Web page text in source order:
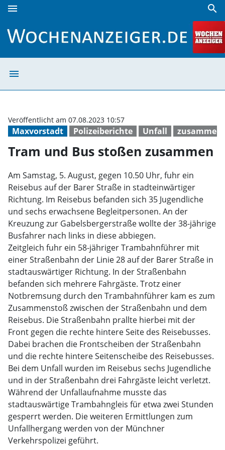
menu search
menu
Maxvorstadt Polizeiberichte Unfall
Veröffentlicht am 07.08.2023 10:57
Tram und Bus stoßen zusammen
Am Samstag, 5. August, gegen 10.50 Uhr, fuhr ein
Reisebus auf der Barer Straße in stadteinwärtiger
Richtung. Im Reisebus befanden sich 35 Jugendliche
und sechs erwachsene Begleitpersonen. An der
Kreuzung zur Gabelsbergerstraße wollte der 38-jährige
Busfahrer nach links in diese abbiegen.
Zeitgleich fuhr ein 58-jähriger Trambahnführer mit
einer Straßenbahn der Linie 28 auf der Barer Straße in
stadtauswärtiger Richtung. In der Straßenbahn
befanden sich mehrere Fahrgäste. Trotz einer
Notbremsung durch den Trambahnführer kam es zum
Zusammenstoß zwischen der Straßenbahn und dem
Reisebus. Die Straßenbahn prallte hierbei mit der
Front gegen die rechte hintere Seite des Reisebusses.
Dabei brachen die Frontscheiben der Straßenbahn
und die rechte hintere Seitenscheibe des Reisebusses.
Bei dem Unfall wurden im Reisebus sechs Jugendliche
und in der Straßenbahn drei Fahrgäste leicht verletzt.
Während der Unfallaufnahme musste das
stadtauswärtige Trambahngleis für etwa zwei Stunden
gesperrt werden. Die weiteren Ermittlungen zum
Unfallhergang werden von der Münchner
Verkehrspolizei geführt.